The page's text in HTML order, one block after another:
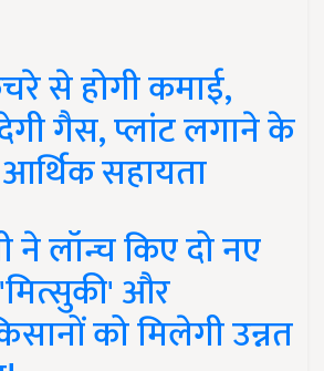
से होगी कमाई,
गैस, प्लांट लगाने के
सहायता
लॉन्च किए दो नए
और
को मिलेगी उन्नत